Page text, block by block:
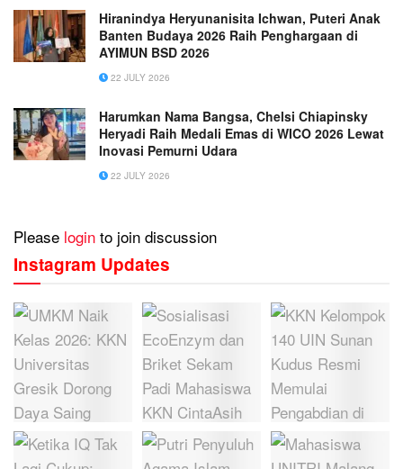
Hiranindya Heryunanisita Ichwan, Puteri Anak
Banten Budaya 2026 Raih Penghargaan di
AYIMUN BSD 2026
22 JULY 2026
Harumkan Nama Bangsa, Chelsi Chiapinsky
Heryadi Raih Medali Emas di WICO 2026 Lewat
Inovasi Pemurni Udara
22 JULY 2026
Please login to join discussion
Instagram Updates